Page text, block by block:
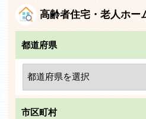
高齢者住宅・老人ホー
都道府県
市区町村